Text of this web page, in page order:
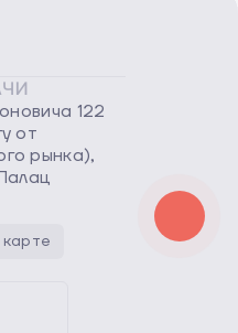
122
от
рынка),